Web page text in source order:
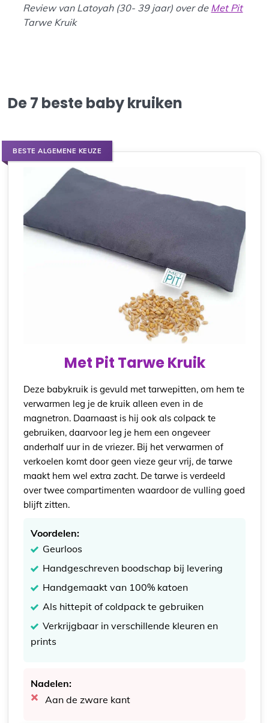
Review van Latoyah (30- 39 jaar) over de Met Pit
Tarwe Kruik
De 7 beste baby kruiken
BESTE ALGEMENE KEUZE
Met Pit Tarwe Kruik
Deze babykruik is gevuld met tarwepitten, om hem te
verwarmen leg je de kruik alleen even in de
magnetron. Daarnaast is hij ook als colpack te
gebruiken, daarvoor leg je hem een ongeveer
anderhalf uur in de vriezer. Bij het verwarmen of
verkoelen komt door geen vieze geur vrij, de tarwe
maakt hem wel extra zacht. De tarwe is verdeeld
over twee compartimenten waardoor de vulling goed
blijft zitten.
Voordelen:
Geurloos
Handgeschreven boodschap bij levering
Handgemaakt van 100% katoen
Als hittepit of coldpack te gebruiken
Verkrijgbaar in verschillende kleuren en
prints
Nadelen:
Aan de zware kant